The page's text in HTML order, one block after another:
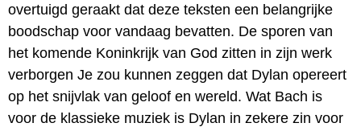
overtuigd geraakt dat deze teksten een belangrijke
boodschap voor vandaag bevatten. De sporen van
het komende Koninkrijk van God zitten in zijn werk
verborgen Je zou kunnen zeggen dat Dylan opereert
op het snijvlak van geloof en wereld. Wat Bach is
voor de klassieke muziek is Dylan in zekere zin voor